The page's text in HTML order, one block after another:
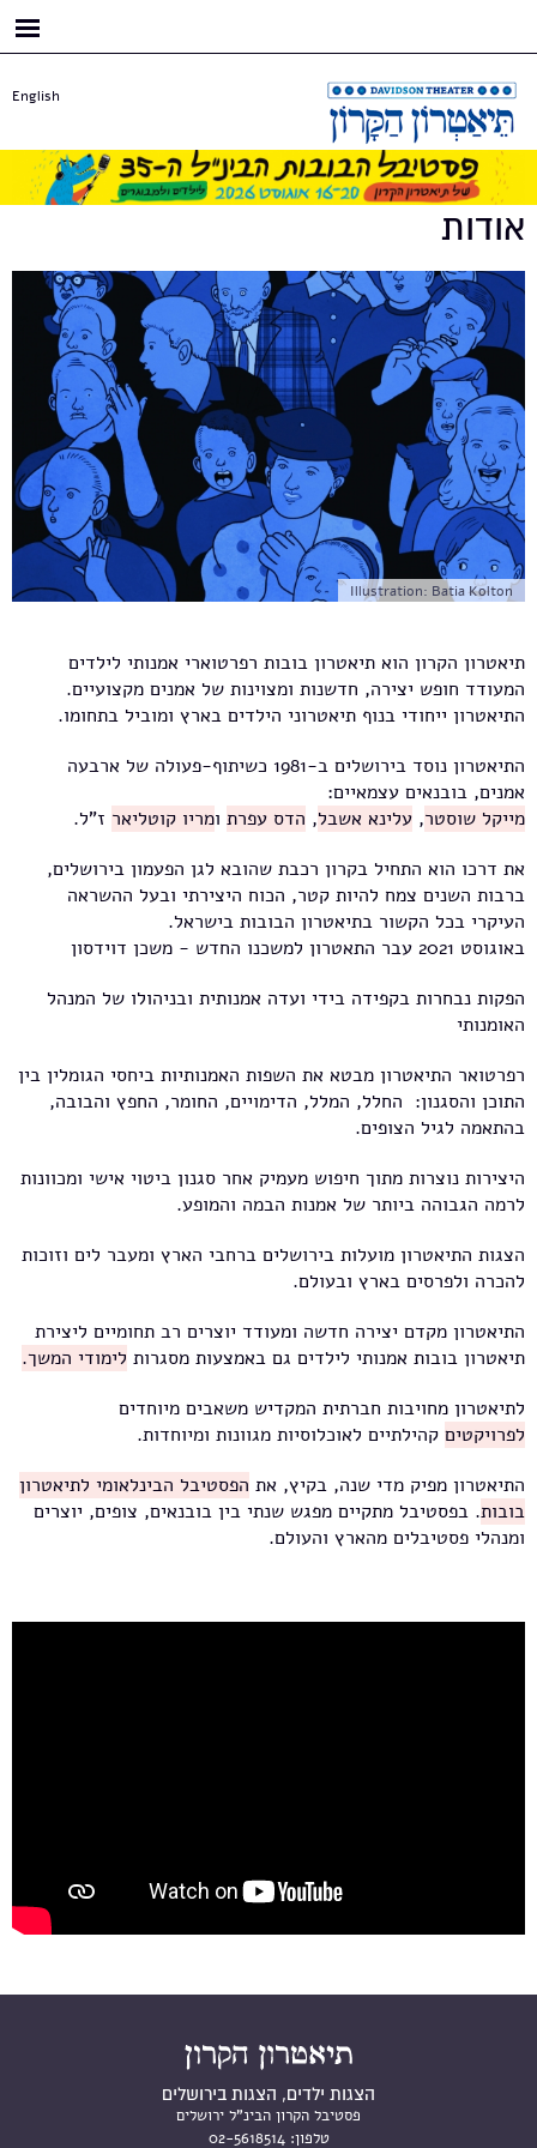
English
אודות
Illustration: Batia Kolton
תיאטרון הקרון הוא תיאטרון בובות רפרטוארי אמנותי לילדים
המעודד חופש יצירה, חדשנות ומצוינות של אמנים מקצועיים.
התיאטרון ייחודי בנוף תיאטרוני הילדים בארץ ומוביל בתחומו.
התיאטרון נוסד בירושלים ב-1981 כשיתוף-פעולה של ארבעה
אמנים, בובנאים עצמאיים:
מייקל שוסטר, עלינא אשבל, הדס עפרת ומריו קוטליאר ז"ל.
את דרכו הוא התחיל בקרון רכבת שהובא לגן הפעמון בירושלים,
ברבות השנים צמח להיות קטר, הכוח היצירתי ובעל ההשראה
העיקרי בכל הקשור בתיאטרון הבובות בישראל.
באוגוסט 2021 עבר התאטרון למשכנו החדש - משכן דוידסון
הפקות נבחרות בקפידה בידי ועדה אמנותית ובניהולו של המנהל
האומנותי
רפרטואר התיאטרון מבטא את השפות האמנותיות ביחסי הגומלין בין
התוכן והסגנון: החלל, המלל, הדימויים, החומר, החפץ והבובה,
בהתאמה לגיל הצופים.
היצירות נוצרות מתוך חיפוש מעמיק אחר סגנון ביטוי אישי ומכוונות
לרמה הגבוהה ביותר של אמנות הבמה והמופע.
הצגות התיאטרון מועלות בירושלים ברחבי הארץ ומעבר לים וזוכות
להכרה ולפרסים בארץ ובעולם.
התיאטרון מקדם יצירה חדשה ומעודד יוצרים רב תחומיים ליצירת
תיאטרון בובות אמנותי לילדים גם באמצעות מסגרות לימודי המשך.
לתיאטרון מחויבות חברתית המקדיש משאבים מיוחדים
לפרויקטים קהילתיים לאוכלוסיות מגוונות ומיוחדות.
התיאטרון מפיק מדי שנה, בקיץ, את הפסטיבל הבינלאומי לתיאטרון
בובות. בפסטיבל מתקיים מפגש שנתי בין בובנאים, צופים, יוצרים
ומנהלי פסטיבלים מהארץ והעולם.
הצגות ילדים, הצגות בירושלים
פסטיבל הקרון הבינ"ל ירושלים
טלפון: 02-5618514